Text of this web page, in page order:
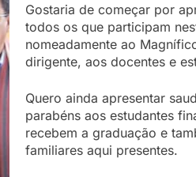
Gostaria de começar por
todos os que participam
nomeadamente ao
dirigente, aos docentes e
Quero ainda apresentar
parabéns aos estudantes
recebem a graduação e
familiares aqui presentes.